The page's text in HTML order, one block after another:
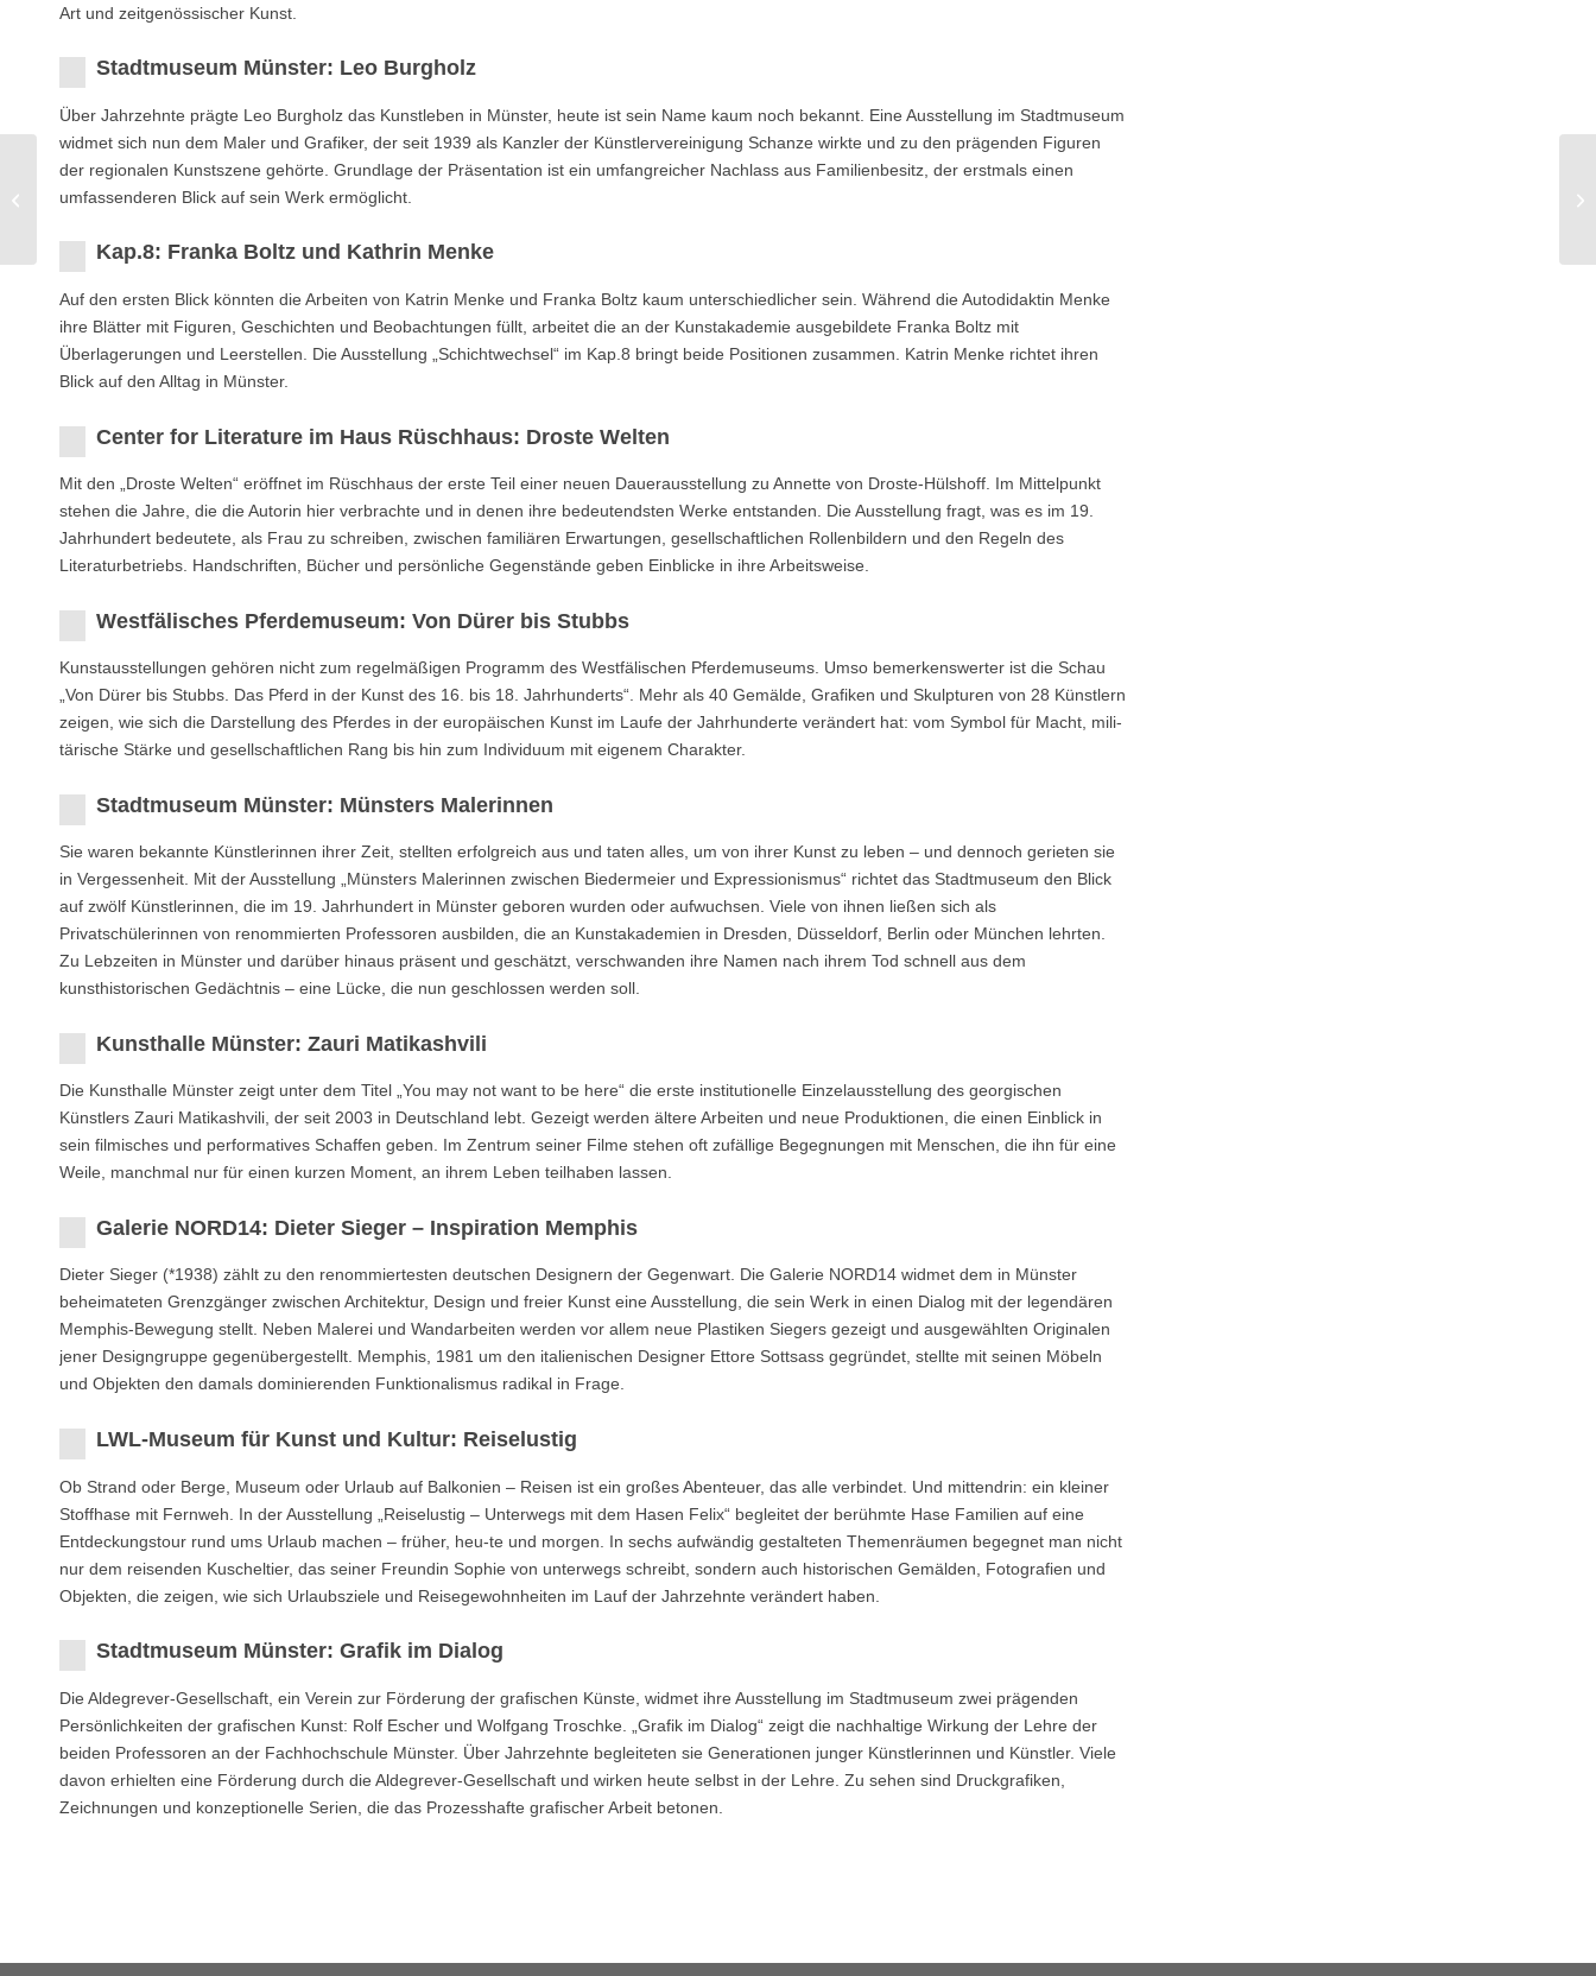
Art und zeitgenössischer Kunst.
Stadtmuseum Münster: Leo Burgholz
Über Jahrzehnte prägte Leo Burgholz das Kunstleben in Münster, heute ist sein Name kaum noch bekannt. Eine Ausstellung im Stadtmuseum
widmet sich nun dem Maler und Grafiker, der seit 1939 als Kanzler der Künstlervereinigung Schanze wirkte und zu den prägenden Figuren
der regionalen Kunstszene gehörte. Grundlage der Präsentation ist ein umfangreicher Nachlass aus Familienbesitz, der erstmals einen
umfassenderen Blick auf sein Werk ermöglicht.
Kap.8: Franka Boltz und Kathrin Menke
Auf den ersten Blick könnten die Arbeiten von Katrin Menke und Franka Boltz kaum unterschiedlicher sein. Während die Autodidaktin Menke
ihre Blätter mit Figuren, Geschichten und Beobachtungen füllt, arbeitet die an der Kunstakademie ausgebildete Franka Boltz mit
Überlagerungen und Leerstellen. Die Ausstellung „Schichtwechsel“ im Kap.8 bringt beide Positionen zusammen. Katrin Menke richtet ihren
Blick auf den Alltag in Münster.
Center for Literature im Haus Rüschhaus: Droste Welten
Mit den „Droste Welten“ eröffnet im Rüschhaus der erste Teil einer neuen Dauerausstellung zu Annette von Droste-Hülshoff. Im Mittelpunkt
stehen die Jahre, die die Autorin hier verbrachte und in denen ihre bedeutendsten Werke entstanden. Die Ausstellung fragt, was es im 19.
Jahrhundert bedeutete, als Frau zu schreiben, zwischen familiären Erwartungen, gesellschaftlichen Rollenbildern und den Regeln des
Literaturbetriebs. Handschriften, Bücher und persönliche Gegenstände geben Einblicke in ihre Arbeitsweise.
Westfälisches Pferdemuseum: Von Dürer bis Stubbs
Kunstausstellungen gehören nicht zum regelmäßigen Programm des Westfälischen Pferdemuseums. Umso bemerkenswerter ist die Schau
„Von Dürer bis Stubbs. Das Pferd in der Kunst des 16. bis 18. Jahrhunderts“. Mehr als 40 Gemälde, Grafiken und Skulpturen von 28 Künstlern
zeigen, wie sich die Darstellung des Pferdes in der europäischen Kunst im Laufe der Jahrhunderte verändert hat: vom Symbol für Macht, mili-
tärische Stärke und gesellschaftlichen Rang bis hin zum Individuum mit eigenem Charakter.
Stadtmuseum Münster: Münsters Malerinnen
Sie waren bekannte Künstlerinnen ihrer Zeit, stellten erfolgreich aus und taten alles, um von ihrer Kunst zu leben – und dennoch gerieten sie
in Vergessenheit. Mit der Ausstellung „Münsters Malerinnen zwischen Biedermeier und Expressionismus“ richtet das Stadtmuseum den Blick
auf zwölf Künstlerinnen, die im 19. Jahrhundert in Münster geboren wurden oder aufwuchsen. Viele von ihnen ließen sich als
Privatschülerinnen von renommierten Professoren ausbilden, die an Kunstakademien in Dresden, Düsseldorf, Berlin oder München lehrten.
Zu Lebzeiten in Münster und darüber hinaus präsent und geschätzt, verschwanden ihre Namen nach ihrem Tod schnell aus dem
kunsthistorischen Gedächtnis – eine Lücke, die nun geschlossen werden soll.
Kunsthalle Münster: Zauri Matikashvili
Die Kunsthalle Münster zeigt unter dem Titel „You may not want to be here“ die erste institutionelle Einzelausstellung des georgischen
Künstlers Zauri Matikashvili, der seit 2003 in Deutschland lebt. Gezeigt werden ältere Arbeiten und neue Produktionen, die einen Einblick in
sein filmisches und performatives Schaffen geben. Im Zentrum seiner Filme stehen oft zufällige Begegnungen mit Menschen, die ihn für eine
Weile, manchmal nur für einen kurzen Moment, an ihrem Leben teilhaben lassen.
Galerie NORD14: Dieter Sieger – Inspiration Memphis
Dieter Sieger (*1938) zählt zu den renommiertesten deutschen Designern der Gegenwart. Die Galerie NORD14 widmet dem in Münster
beheimateten Grenzgänger zwischen Architektur, Design und freier Kunst eine Ausstellung, die sein Werk in einen Dialog mit der legendären
Memphis-Bewegung stellt. Neben Malerei und Wandarbeiten werden vor allem neue Plastiken Siegers gezeigt und ausgewählten Originalen
jener Designgruppe gegenübergestellt. Memphis, 1981 um den italienischen Designer Ettore Sottsass gegründet, stellte mit seinen Möbeln
und Objekten den damals dominierenden Funktionalismus radikal in Frage.
LWL-Museum für Kunst und Kultur: Reiselustig
Ob Strand oder Berge, Museum oder Urlaub auf Balkonien – Reisen ist ein großes Abenteuer, das alle verbindet. Und mittendrin: ein kleiner
Stoffhase mit Fernweh. In der Ausstellung „Reiselustig – Unterwegs mit dem Hasen Felix“ begleitet der berühmte Hase Familien auf eine
Entdeckungstour rund ums Urlaub machen – früher, heu-te und morgen. In sechs aufwändig gestalteten Themenräumen begegnet man nicht
nur dem reisenden Kuscheltier, das seiner Freundin Sophie von unterwegs schreibt, sondern auch historischen Gemälden, Fotografien und
Objekten, die zeigen, wie sich Urlaubsziele und Reisegewohnheiten im Lauf der Jahrzehnte verändert haben.
Stadtmuseum Münster: Grafik im Dialog
Die Aldegrever-Gesellschaft, ein Verein zur Förderung der grafischen Künste, widmet ihre Ausstellung im Stadtmuseum zwei prägenden
Persönlichkeiten der grafischen Kunst: Rolf Escher und Wolfgang Troschke. „Grafik im Dialog“ zeigt die nachhaltige Wirkung der Lehre der
beiden Professoren an der Fachhochschule Münster. Über Jahrzehnte begleiteten sie Generationen junger Künstlerinnen und Künstler. Viele
davon erhielten eine Förderung durch die Aldegrever-Gesellschaft und wirken heute selbst in der Lehre. Zu sehen sind Druckgrafiken,
Zeichnungen und konzeptionelle Serien, die das Prozesshafte grafischer Arbeit betonen.